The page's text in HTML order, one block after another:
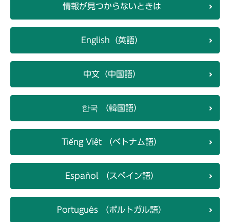
情報が見つからないときは
English（英語）
中文（中国語）
한국 （韓国語）
Tiếng Việt （ベトナム語）
Español （スペイン語）
Português （ポルトガル語）